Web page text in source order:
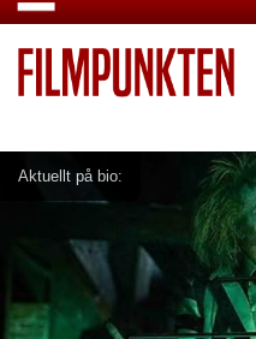
Aktuellt på bio: